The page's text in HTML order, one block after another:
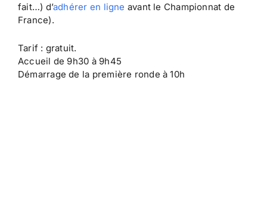
fait…) d’adhérer en ligne avant le Championnat de
France).
Tarif : gratuit.
Accueil de 9h30 à 9h45
Démarrage de la première ronde à 10h